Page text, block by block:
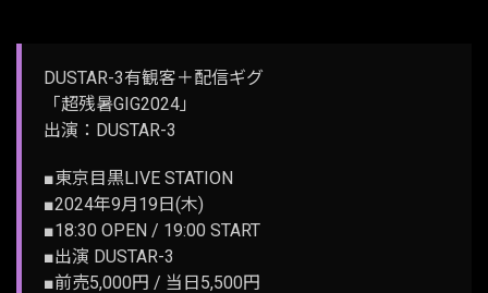
DUSTAR-3有観客＋配信ギグ
「超残暑GIG2024」
出演：DUSTAR-3
■東京目黒LIVE STATION
■2024年9月19日(木)
■18:30 OPEN / 19:00 START
■出演 DUSTAR-3
■前売5,000円 / 当日5,500円